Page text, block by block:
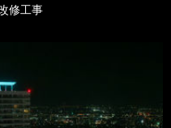
修工事